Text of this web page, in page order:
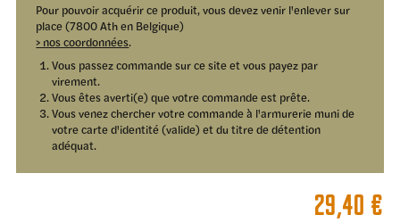
Pour pouvoir acquérir ce produit, vous devez venir l'enlever sur
place (7800 Ath en Belgique)
> nos coordonnées.
Vous passez commande sur ce site et vous payez par
virement.
Vous êtes averti(e) que votre commande est prête.
Vous venez chercher votre commande à l'armurerie muni de
votre carte d'identité (valide) et du titre de détention
adéquat.
29,40€